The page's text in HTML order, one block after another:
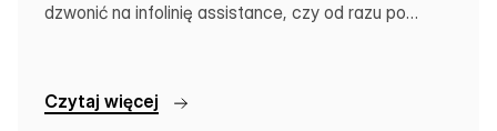
dzwonić na infolinię assistance, czy od razu po
Czytaj więcej